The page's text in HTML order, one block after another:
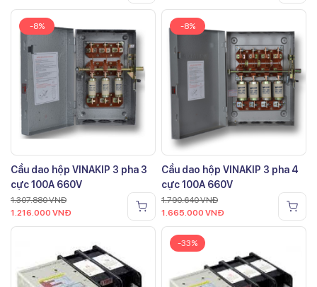
-8%
Cầu dao hộp VINAKIP 3 pha 3
cực 100A 660V
1.307.880VNĐ
1.216.000 VNĐ
-8%
Cầu dao hộp VINAKIP 3 pha 4
cực 100A 660V
1.790.640VNĐ
1.665.000 VNĐ
-33%